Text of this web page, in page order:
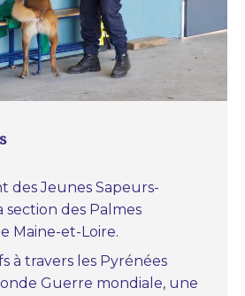
des Jeunes Sapeurs-
section des Palmes
Maine-et-Loire.
à travers les Pyrénées
Guerre mondiale, une